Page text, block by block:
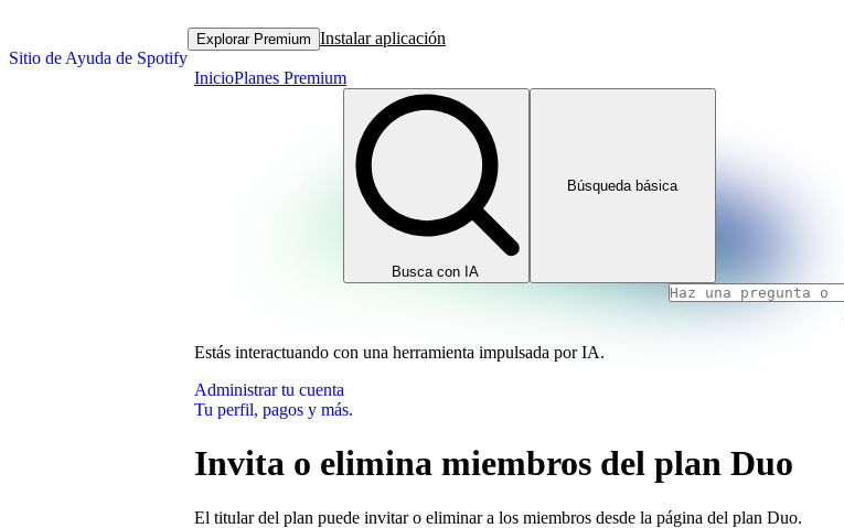
Sitio de Ayuda de Spotify
Explorar Premium Instalar aplicación
InicioPlanes Premium
Busca con IA
Búsqueda básica
Estás interactuando con una herramienta impulsada por IA.
Administrar tu cuenta
Tu perfil, pagos y más.
Invita o elimina miembros del plan Duo
El titular del plan puede invitar o eliminar a los miembros desde la página del plan Duo.